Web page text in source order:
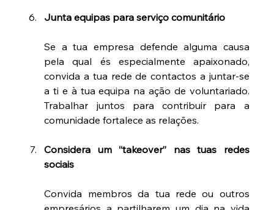
Junta equipas para serviço comunitário
Se a tua empresa defende alguma causa
pela qual és especialmente apaixonado,
convida a tua rede de contactos a juntar-se
a ti e à tua equipa na ação de voluntariado.
Trabalhar juntos para contribuir para a
comunidade fortalece as relações.
Considera um “takeover” nas tuas redes
sociais
Convida membros da tua rede ou outros